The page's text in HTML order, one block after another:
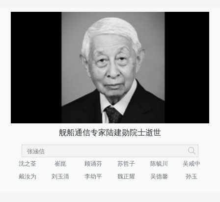
舰船通信专家陆建勋院士逝世
沈之荃 崔崑 顾诵芬 苏哲子 陈毓川
吴咸中
戴汝为
刘玉清 李幼平 魏正耀 吴德馨 孙玉